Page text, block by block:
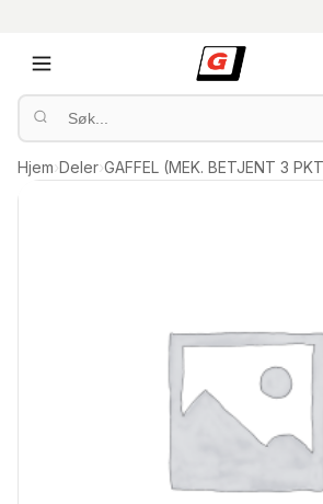
Hjem›Deler›GAFFEL (MEK. BETJENT 3